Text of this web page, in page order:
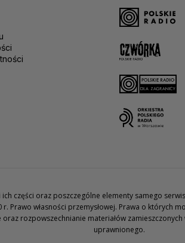
części oraz poszczególne elementy samego
Prawo własności przemysłowej. Prawa o których
rozpowszechnianie materiałów
uprawnionego.